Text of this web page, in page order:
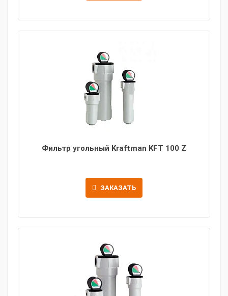
Фильтр угольный Kraftman KFT 100 Z
ЗАКАЗАТЬ